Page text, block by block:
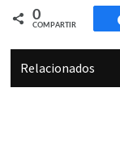
0
COMPARTIR
Relacionados